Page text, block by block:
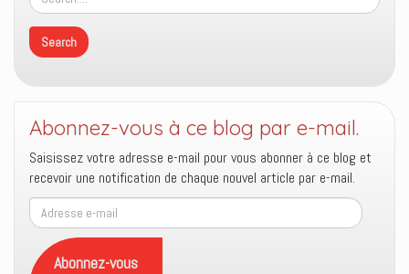
Abonnez-vous à ce blog par e-mail.
Saisissez votre adresse e-mail pour vous abonner à ce blog et
recevoir une notification de chaque nouvel article par e-mail.
Adresse
e-
mail
Abonnez-vous